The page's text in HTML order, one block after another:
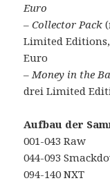
Euro
–Collector Pack
Limited
Euro
–Money in the
drei Limited
Aufbau der
001-043 Raw
044-093
094-140 NXT